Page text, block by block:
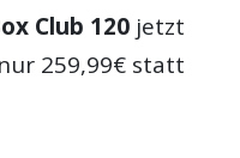
Club 120 jetzt
259,99€ statt